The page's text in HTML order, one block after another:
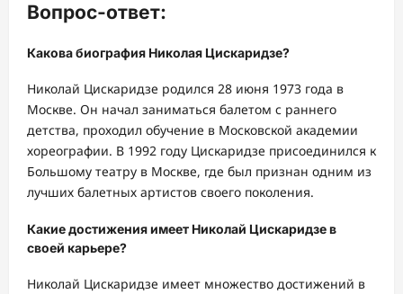
Вопрос-ответ:
Какова биография Николая Цискаридзе?
Николай Цискаридзе родился 28 июня 1973 года в
Москве. Он начал заниматься балетом с раннего
детства, проходил обучение в Московской академии
хореографии. В 1992 году Цискаридзе присоединился к
Большому театру в Москве, где был признан одним из
лучших балетных артистов своего поколения.
Какие достижения имеет Николай Цискаридзе в
своей карьере?
Николай Цискаридзе имеет множество достижений в